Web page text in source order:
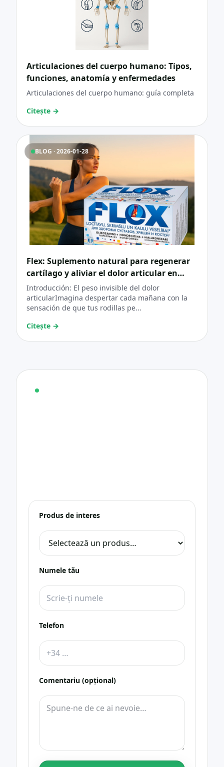
Articulaciones del cuerpo humano: Tipos,
funciones, anatomía y enfermedades
Articulaciones del cuerpo humano: guía completa
Citește →
BLOG · 2026-01-28
Flex: Suplemento natural para regenerar
cartílago y aliviar el dolor articular en
artritis y artrosis
Introducción: El peso invisible del dolor
articularImagina despertar cada mañana con la
sensación de que tus rodillas pe...
Citește →
Produs de interes
Numele tău
Telefon
Comentariu (opțional)